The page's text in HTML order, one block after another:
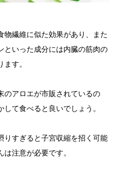
物繊維に似た効果があり、また
といった成分には内臓の筋肉の
す。
のアロエが市販されているの
て食べると良いでしょう。
りすぎると子宮収縮を招く可能
注意が必要です。